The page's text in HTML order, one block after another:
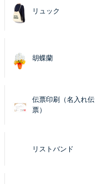
リュック
胡蝶蘭
伝票印刷（名入れ伝
票）
リストバンド